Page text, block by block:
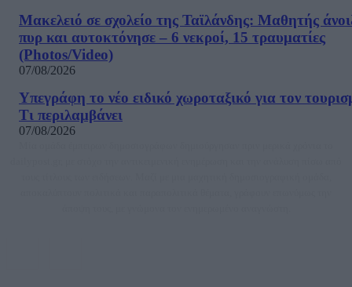
Μακελειό σε σχολείο της Ταϊλάνδης: Μαθητής
πυρ και αυτοκτόνησε – 6 νεκροί, 15 τραυματίες
(Photos/Video)
07/08/2026
Υπεγράφη το νέο ειδικό χωροταξικό για τον
Τι περιλαμβάνει
07/08/2026